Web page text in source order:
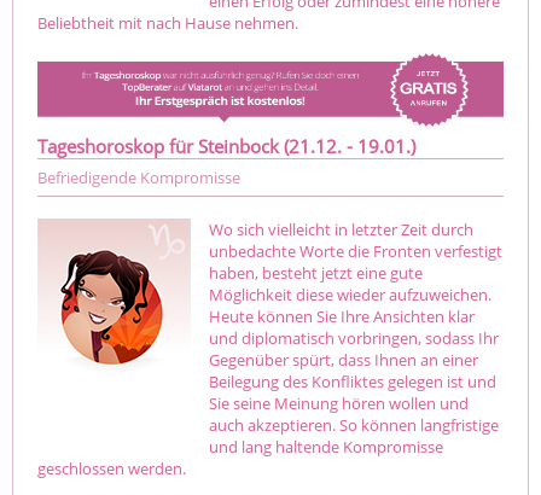
Beliebtheit mit nach Hause nehmen.
Tageshoroskop für Steinbock (21.12. - 19.01.)
Befriedigende Kompromisse
Wo sich vielleicht in letzter Zeit durch
unbedachte Worte die Fronten verfestigt
haben, besteht jetzt eine gute
Möglichkeit diese wieder aufzuweichen.
Heute können Sie Ihre Ansichten klar
und diplomatisch vorbringen, sodass Ihr
Gegenüber spürt, dass Ihnen an einer
Beilegung des Konfliktes gelegen ist und
Sie seine Meinung hören wollen und
auch akzeptieren. So können langfristige
und lang haltende Kompromisse
geschlossen werden.